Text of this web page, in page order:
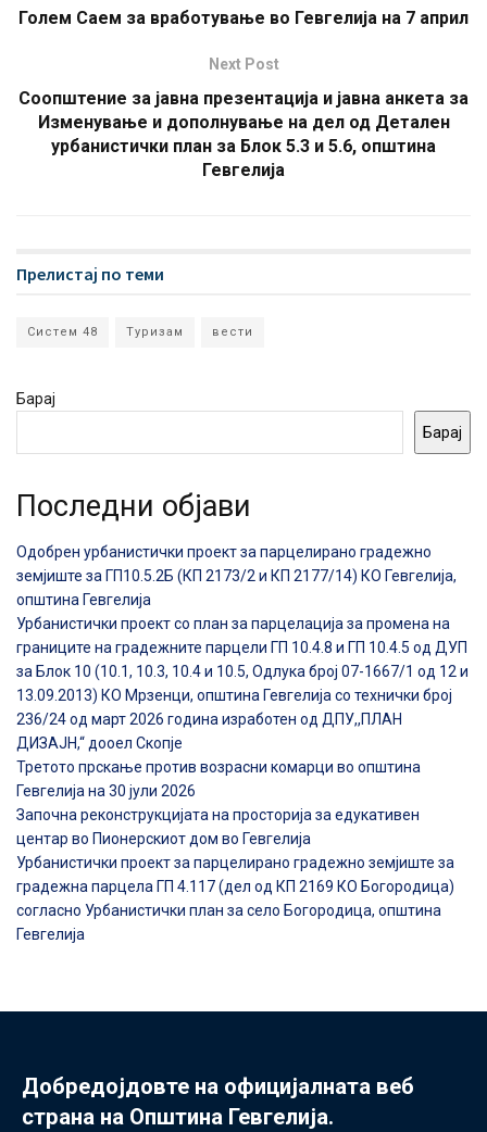
Голем Саем за вработување во Гевгелија на 7 април
Next Post
Соопштение за јавна презентација и јавна анкета за
Изменување и дополнување на дел од Детален
урбанистички план за Блок 5.3 и 5.6, општина
Гевгелија
Прелистај по теми
Систем 48 Туризам вести
Барај
Барај
Последни објави
Одобрен урбанистички проект за парцелирано градежно
земјиште за ГП10.5.2Б (КП 2173/2 и КП 2177/14) КО Гевгелија,
општина Гевгелија
Урбанистички проект со план за парцелација за промена на
границите на градежните парцели ГП 10.4.8 и ГП 10.4.5 од ДУП
за Блок 10 (10.1, 10.3, 10.4 и 10.5, Одлука број 07-1667/1 од 12 и
13.09.2013) КО Мрзенци, општина Гевгелија со технички број
236/24 од март 2026 година изработен од ДПУ,,ПЛАН
ДИЗАЈН,“ дооел Скопје
Третото прскање против возрасни комарци во општина
Гевгелија на 30 јули 2026
Започна реконструкцијата на просторија за едукативен
центар во Пионерскиот дом во Гевгелија
Урбанистички проект за парцелирано градежно земјиште за
градежна парцела ГП 4.117 (дел од КП 2169 КО Богородица)
согласно Урбанистички план за село Богородица, општина
Гевгелија
Добредојдовте на официјалната веб
страна на Општина Гевгелија.